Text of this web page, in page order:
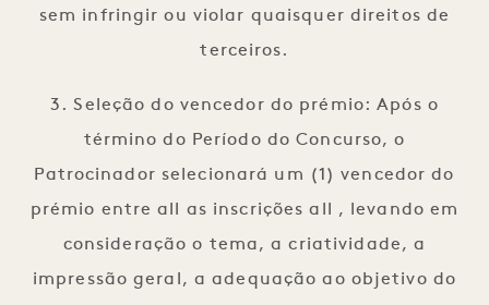
sem infringir ou violar quaisquer direitos de
terceiros.
3. Seleção do vencedor do prémio: Após o
término do Período do Concurso, o
Patrocinador selecionará um (1) vencedor do
prémio entre all as inscrições all , levando em
consideração o tema, a criatividade, a
impressão geral, a adequação ao objetivo do